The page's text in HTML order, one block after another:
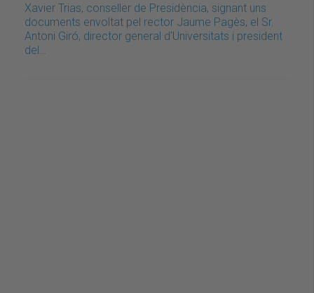
Xavier Trias, conseller de Presidència, signant uns
documents envoltat pel rector Jaume Pagès, el Sr.
Antoni Giró, director general d'Universitats i president
del…